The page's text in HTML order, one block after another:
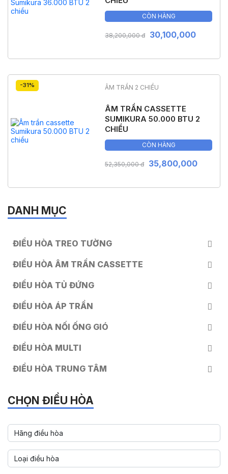
CÒN HÀNG
38,200,000 đ 30,100,000
-31% ÂM TRẦN 2 CHIỀU
ÂM TRẦN CASSETTE
SUMIKURA 50.000 BTU 2
CHIỀU
CÒN HÀNG
52,350,000 đ 35,800,000
DANH MỤC
ĐIỀU HÒA TREO TƯỜNG
ĐIỀU HÒA ÂM TRẦN CASSETTE
ĐIỀU HÒA TỦ ĐỨNG
ĐIỀU HÒA ÁP TRẦN
ĐIỀU HÒA NỐI ỐNG GIÓ
ĐIỀU HÒA MULTI
ĐIỀU HÒA TRUNG TÂM
CHỌN ĐIỀU HÒA